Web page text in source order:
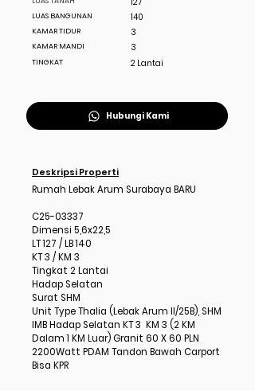
LUAS BANGUNAN
KAMAR TIDUR
KAMAR MANDI
TINGKAT
140
3
3
2 Lantai
Hubungi Kami
Deskripsi Properti
Rumah Lebak Arum Surabaya BARU
C25-03337
Dimensi 5,6x22,5
LT 127 / LB 140
KT 3 / KM 3
Tingkat 2 Lantai
Hadap Selatan
Surat SHM
Unit Type Thalia (Lebak Arum II/25B), SHM
IMB Hadap Selatan KT 3 KM 3 (2 KM
Dalam 1 KM Luar) Granit 60 X 60 PLN
2200Watt PDAM Tandon Bawah Carport
Bisa KPR